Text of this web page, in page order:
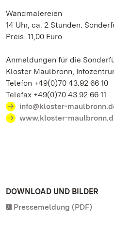
Wandmalereien
14 Uhr, ca. 2 Stunden.
Preis: 11,00 Euro
Anmeldungen für die
Kloster Maulbronn,
Telefon +49(0)70 43.92 66 10
Telefax +49(0)70 43.92 66 11
info@kloster-
www.kloster-
DOWNLOAD UND BILDER
Pressemeldung (PDF)